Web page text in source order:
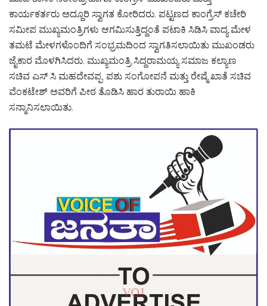
ಕಾರ್ಯಕರ್ತರು ಅದ್ದೂರಿ ಸ್ವಾಗತ ಕೋರಿದರು. ಪಟ್ಟಣದ ಕಾಂಗ್ರೆಸ್ ಕಚೇರಿ
ಸಮೀಪ‌ ಮುಖ್ಯಮಂತ್ರಿಗಳು ಆಗಮಿಸುತ್ತಿದ್ದಂತೆ ಪಟಾಕಿ ಸಿಡಿಸಿ ವಾದ್ಯ ಮೇಳ
ತಮಟೆ ಮೇಳಗಳೊಂದಿಗೆ ಸಂಭ್ರಮದಿಂದ ಸ್ವಾಗತಿಸಲಾಯಿತು ಮುಖಂಡರು
ಜೈಕಾರ ಮೊಳಗಿಸಿದರು. ಮುಖ್ಯಮಂತ್ರಿ ಸಿದ್ದರಾಮಯ್ಯ ಸಮಾಜ ಕಲ್ಯಾಣ
ಸಚಿವ ಎಸ್ ಸಿ ಮಹದೇವಪ್ಪ. ಪಶು ಸಂಗೋಪನೆ ಮತ್ತು ರೇಷ್ಮೆ ಖಾತೆ ಸಚಿವ
ವೆಂಕಟೇಶ್ ಅವರಿಗೆ ಪೀಠ ತೊಡಿಸಿ ಹಾರ ತುರಾಯಿ ಹಾಕಿ
ಸನ್ಮಾನಿಸಲಾಯಿತು.